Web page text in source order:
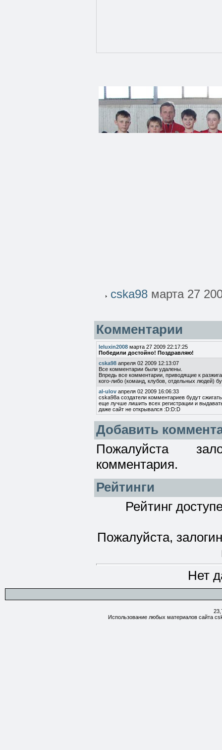
cska98 марта 27
Комментарии
leluxin2008 марта 27 2009 22:17:25
Победили достойно! Поздравляю!
cska98 апреля 02 2009 12:13:07
Все комментарии были удалены.
Впредь все комментарии, приводящие к
кого-либо (команд, клубов, отдельных людей)
al-ulov апреля 02 2009 16:06:33
cska98а создатели комментариев будут
еще лучше лишить всех регистрации и
даже сайт не открывался :D:D:D
Добавить
Пожалуйста
комментария.
Рейтинги
Рейтинг
Пожалуйста,
Нет
Использование любых материалов сайта